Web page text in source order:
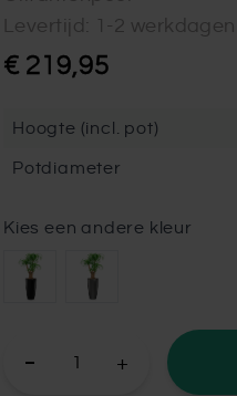
Levertijd: 1-2 werkdagen
€ 219,95
Hoogte (incl. pot)
Potdiameter
Kies een andere kleur
+